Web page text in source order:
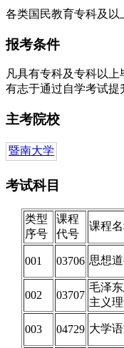
各类国民教育专科及以
报考条件
凡具有专科及专科以上
有志于通过自学考试提
主考院校
暨南大学
考试科目
类型
序号
课程
代号
课程
001 03706 思想
002 03707
毛泽
主义
003 04729 大学